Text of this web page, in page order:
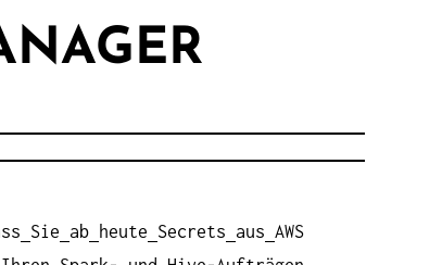
Sie ab heute Secrets aus AWS